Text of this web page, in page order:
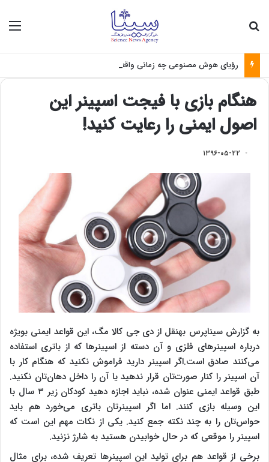
رؤیای هوش مصنوعی چه زمانی واقعی می‌شود؟
هنگام بازی با فیجت اسپینر این
اصول ایمنی را رعایت کنید!
۱۳۹۶-۰۵-۲۲
به گزارش سیناپرس بهنقل از دی جی کالا مگ، این قواعد ایمنی بویژه
درباره اسپینرهای فلزی و آن دسته از اسپینرها که از باتری استفاده
می‌کنند صادق است.اگر اسپینر دارید فراموش نکنید که هنگام کار با
آن اسپینر را کنار صورت‌تان قرار ندهید یا آن را داخل دهان‌تان نکنید.
طبق قواعد ایمنی عنوان شده، نباید اجازه دهید کودکان زیر ۳ سال با
این وسیله‌ بازی کنند. اما اگر اسپینرتان باتری می‌خورد هم باید
حواس‌تان را به چند نکته جمع کنید. یکی از نکات مهم این است که
اسپینر را موقعی که در حال خوابیدن هستید به شارژ نزنید.
برخی از قواعد هم برای تولید این اسپینرها تعریف شده، برای مثال